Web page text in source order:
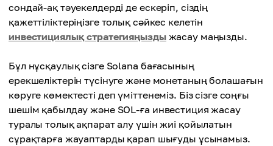
сондай-ақ тәуекелдерді де ескеріп, сіздің
қажеттіліктеріңізге толық сәйкес келетін
инвестициялық стратегияңыздыжасау маңызды.
Бұл нұсқаулық сізге Solana бағасының
ерекшеліктерін түсінуге және монетаның болашағын
көруге көмектесті деп үміттенеміз. Біз сізге соңғы
шешім қабылдау және SOL-ға инвестиция жасау
туралы толық ақпарат алу үшін жиі қойылатын
сұрақтарға жауаптарды қарап шығуды ұсынамыз.